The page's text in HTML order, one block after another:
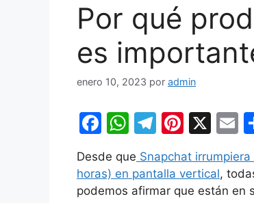
Por qué
es
enero 10, 2023 por admin
F
a
c
e
W
at
s
T
e
gr
Pi
nt
er
e
X
E
l
Desde que Snapchat
horas) en pantalla vertical,
podemos afirmar que están en